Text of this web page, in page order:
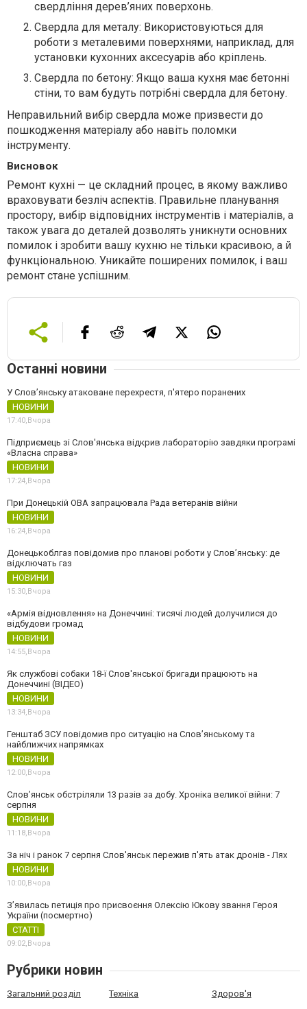
свердління дерев’яних поверхонь.
Свердла для металу: Використовуються для
роботи з металевими поверхнями, наприклад, для
установки кухонних аксесуарів або кріплень.
Свердла по бетону: Якщо ваша кухня має бетонні
стіни, то вам будуть потрібні свердла для бетону.
Неправильний вибір свердла може призвести до
пошкодження матеріалу або навіть поломки
інструменту.
Висновок
Ремонт кухні — це складний процес, в якому важливо
враховувати безліч аспектів. Правильне планування
простору, вибір відповідних інструментів і матеріалів, а
також увага до деталей дозволять уникнути основних
помилок і зробити вашу кухню не тільки красивою, а й
функціональною. Уникайте поширених помилок, і ваш
ремонт стане успішним.
Останні новини
У Слов’янську атаковане перехрестя, п'ятеро поранених
НОВИНИ
17:40,Вчора
Підприємець зі Слов'янська відкрив лабораторію завдяки програмі
«Власна справа»
НОВИНИ
17:24,Вчора
При Донецькій ОВА запрацювала Рада ветеранів війни
НОВИНИ
16:24,Вчора
Донецькоблгаз повідомив про планові роботи у Слов’янську: де
відключать газ
НОВИНИ
15:30,Вчора
«Армія відновлення» на Донеччині: тисячі людей долучилися до
відбудови громад
НОВИНИ
14:55,Вчора
Як службові собаки 18-ї Слов'янської бригади працюють на
Донеччині (ВІДЕО)
НОВИНИ
13:34,Вчора
Генштаб ЗСУ повідомив про ситуацію на Слов’янському та
найближчих напрямках
НОВИНИ
12:00,Вчора
Слов’янськ обстріляли 13 разів за добу. Хроніка великої війни: 7
серпня
НОВИНИ
11:18,Вчора
За ніч і ранок 7 серпня Слов'янськ пережив п'ять атак дронів - Лях
НОВИНИ
10:00,Вчора
З’явилась петиція про присвоєння Олексію Юкову звання Героя
України (посмертно)
СТАТТІ
09:02,Вчора
Рубрики новин
Загальний розділ Техніка Здоров'я